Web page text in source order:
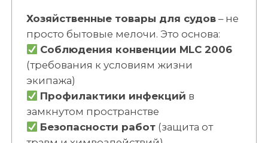
Хозяйственные товары для судов– не
просто бытовые мелочи. Это основа:
Соблюдения конвенции MLC 2006
(требования к условиям жизни
экипажа)
Профилактики инфекций в
замкнутом пространстве
Безопасности работ(защита от